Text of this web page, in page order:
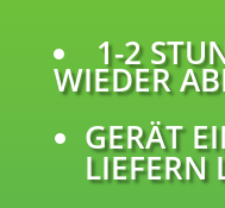
1-2
WIEDER
GERÄT
LIEFERN